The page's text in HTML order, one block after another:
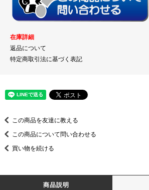
在庫詳細
返品について
特定商取引法に基づく表記
この商品を友達に教える
この商品について問い合わせる
買い物を続ける
商品説明